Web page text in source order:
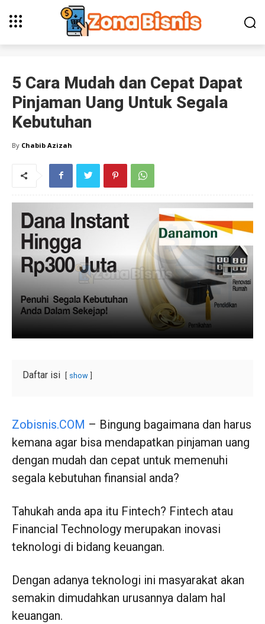
5 Cara Mudah dan Cepat Dapat
Pinjaman Uang Untuk Segala
Kebutuhan
By Chabib Azizah
Daftar isi show
Zobisnis.COM – Bingung bagaimana dan harus
kemana agar bisa mendapatkan pinjaman uang
dengan mudah dan cepat untuk memenuhi
segala kebutuhan finansial anda?
Tahukah anda apa itu Fintech? Fintech atau
Financial Technology merupakan inovasi
teknologi di bidang keuangan.
Dengan adanya teknologi ini masyarakat akan
semakin dimudahkan urusannya dalam hal
keuangan.